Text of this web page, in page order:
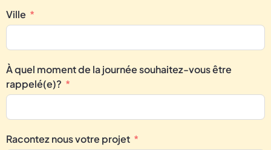
Ville
À quel moment de la journée souhaitez-vous être
rappelé(e)?
Racontez nous votre projet